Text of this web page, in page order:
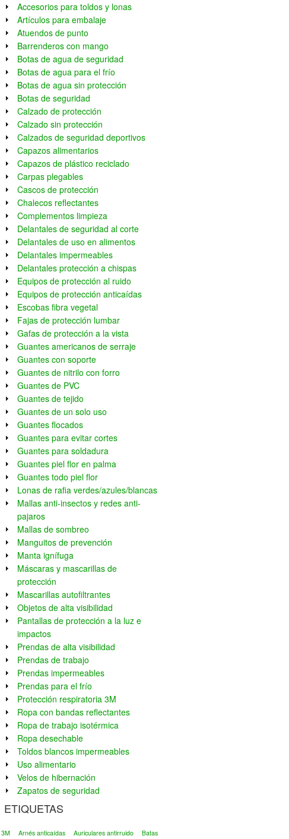
Accesorios para toldos y lonas
Artículos para embalaje
Atuendos de punto
Barrenderos con mango
Botas de agua de seguridad
Botas de agua para el frío
Botas de agua sin protección
Botas de seguridad
Calzado de protección
Calzado sin protección
Calzados de seguridad deportivos
Capazos alimentarios
Capazos de plástico reciclado
Carpas plegables
Cascos de protección
Chalecos reflectantes
Complementos limpieza
Delantales de seguridad al corte
Delantales de uso en alimentos
Delantales impermeables
Delantales protección a chispas
Equipos de protección al ruido
Equipos de protección anticaídas
Escobas fibra vegetal
Fajas de protección lumbar
Gafas de protección a la vista
Guantes americanos de serraje
Guantes con soporte
Guantes de nitrilo con forro
Guantes de PVC
Guantes de tejido
Guantes de un solo uso
Guantes flocados
Guantes para evitar cortes
Guantes para soldadura
Guantes piel flor en palma
Guantes todo piel flor
Lonas de rafia verdes/azules/blancas
Mallas anti-insectos y redes anti-
pajaros
Mallas de sombreo
Manguitos de prevención
Manta ignífuga
Máscaras y mascarillas de
protección
Mascarillas autofiltrantes
Objetos de alta visibilidad
Pantallas de protección a la luz e
impactos
Prendas de alta visibilidad
Prendas de trabajo
Prendas impermeables
Prendas para el frío
Protección respiratoria 3M
Ropa con bandas reflectantes
Ropa de trabajo isotérmica
Ropa desechable
Toldos blancos impermeables
Uso alimentario
Velos de hibernación
Zapatos de seguridad
ETIQUETAS
3M Arnés anticaídas Auriculares antirruido
Batas